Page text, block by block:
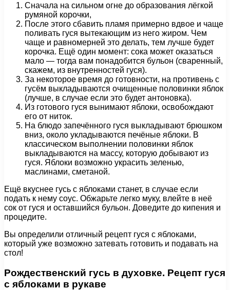
Cначала на сильном огне до образования лёгкой
румяной корочки,
После этого сбавить пламя примерно вдвое и чаще
поливать гуся вытекающим из него жиром. Чем
чаще и равномерней это делать, тем лучше будет
корочка. Ещё один момент: сока может оказаться
мало — тогда вам понадобится бульон (сваренный,
скажем, из внутренностей гуся).
За некоторое время до готовности, на противень с
гусём выкладываются очищенные половинки яблок
(лучше, в случае если это будет антоновка).
Из готового гуся вынимают яблоки, освобождают
его от ниток.
На блюдо запечённого гуся выкладывают брюшком
вниз, около укладываются печёные яблоки. В
классическом выполнении половинки яблок
выкладываются на массу, которую добывают из
гуся. Яблоки возможно украсить зеленью,
маслинами, сметаной.
Ещё вкуснее гусь с яблоками станет, в случае если
подать к нему соус. Обжарьте легко муку, влейте в неё
сок от гуся и оставшийся бульон. Доведите до кипения и
процедите.
Вы определили отличный рецепт гуся с яблоками,
который уже возможно затевать готовить и подавать на
стол!
Рождественский гусь в духовке. Рецепт гуся
с яблоками в рукаве